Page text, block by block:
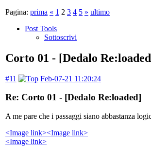
Pagina: prima « 1 2 3 4 5 » ultimo
Post Tools
Sottoscrivi
Corto 01 - [Dedalo
#11 Feb-07-21 11:20:24
Re: Corto 01 - [Dedalo Re:loaded]
A me pare che i passaggi siano abbastanza
<Image link><Image link>
<Image link>